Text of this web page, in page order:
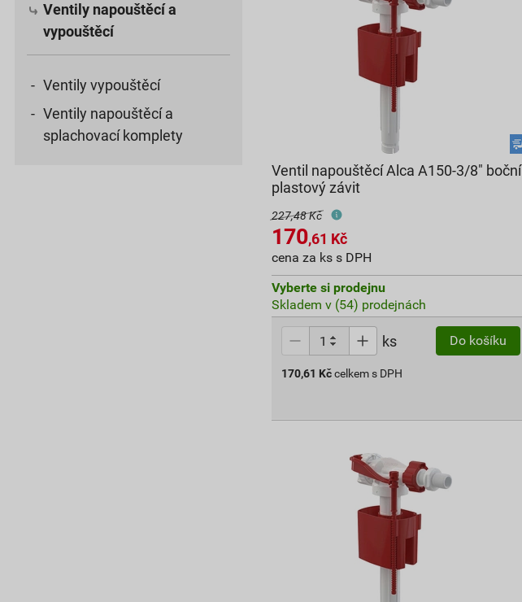
Ventily napouštěcí a
vypouštěcí
Ventily vypouštěcí
Ventily napouštěcí a
splachovací komplety
Ventil napouštěcí Alca A150-3/8" boční
plastový závit
227,48 Kč
170,61 Kč
cena za ks s DPH
Vyberte si prodejnu
Skladem v (54) prodejnách
ks Do košíku
170,61 Kč celkem s DPH